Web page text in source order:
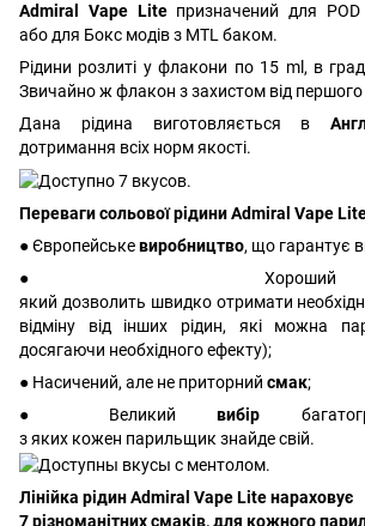
Admiral Vape Liteпризначений для POD
або для Бокс модів з MTL баком.
Рідини розлиті у флакони по 15 ml, в
Звичайно ж флакон з захистом від першого
Дана рідина виготовляється в
дотримання всіх норм якості.
Переваги сольової рідини Admiral Vape
● Європейськевиробництво, що гарантує
●
який дозволить швидко отримати
відміну від інших рідин, які можна
досягаючи необхідного ефекту);
● Насичений, але не приторний смак;
● Великийвибір
з яких кожен парильщик знайде свій.
Лінійка рідин Admiral Vape Lite нараховує
7 різноманітних смаків, для кожного